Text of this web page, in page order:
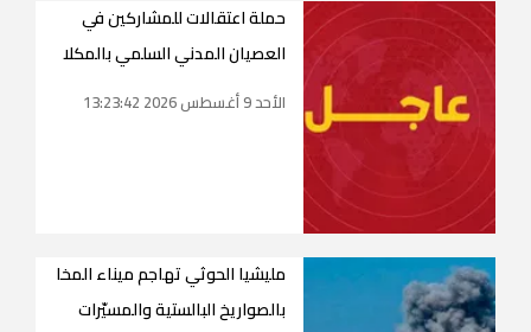
حملة اعتقالات للمشاركين في
العصيان المدني السلمي بالمكلا
الأحد 9 أغسطس 2026 13:23:42
مليشيا الحوثي تهاجم ميناء المخا
بالصواريخ البالستية والمسيّرات